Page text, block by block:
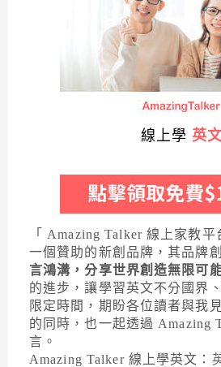
線上學 英
「 Amazing Talker 線上家教
一個贊助的新創品牌，其品牌
言鴻溝，分享世界創造無限可
的進步，讓學習英文不分國界
限定時間，期盼各位讀者與我
的同時，也一起透過 Amazing
言。
Amazing Talker 線上學英文：